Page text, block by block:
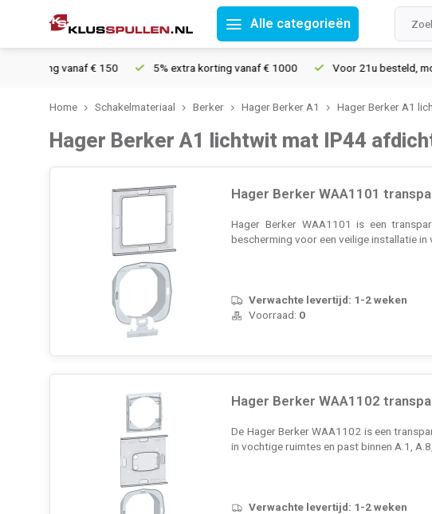
Alle categorieën
vanaf € 150 5% extra korting vanaf € 1000 Voor 21u besteld,
Home Schakelmateriaal Berker Hager Berker A1 Hager Berker A1
Hager Berker A1 lichtwit mat IP44
Hager Berker WAA1101
Hager Berker WAA1101 is een
bescherming voor een veilige installatie in
Verwachte levertijd: 1-2 weken
Voorraad: 0
Hager Berker WAA1102
De Hager Berker WAA1102 is een
in vochtige ruimtes en past binnen A.1, A.8,
Verwachte levertijd: 1-2 weken